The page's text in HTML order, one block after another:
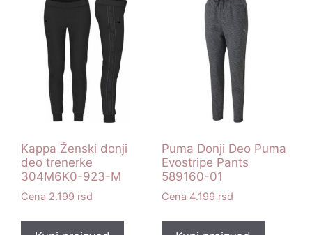
Kappa Ženski donji
deo trenerke
304M6K0-923-M
2.199 rsd
Puma Donji Deo Puma
Evostripe Pants
589160-01
4.199 rsd